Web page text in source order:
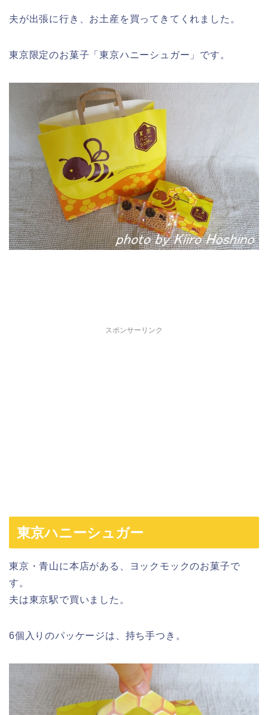
夫が出張に行き、お土産を買ってきてくれました。
東京限定のお菓子「東京ハニーシュガー」です。
スポンサーリンク
東京ハニーシュガー
東京・青山に本店がある、ヨックモックのお菓子で
す。
夫は東京駅で買いました。
6個入りのパッケージは、持ち手つき。